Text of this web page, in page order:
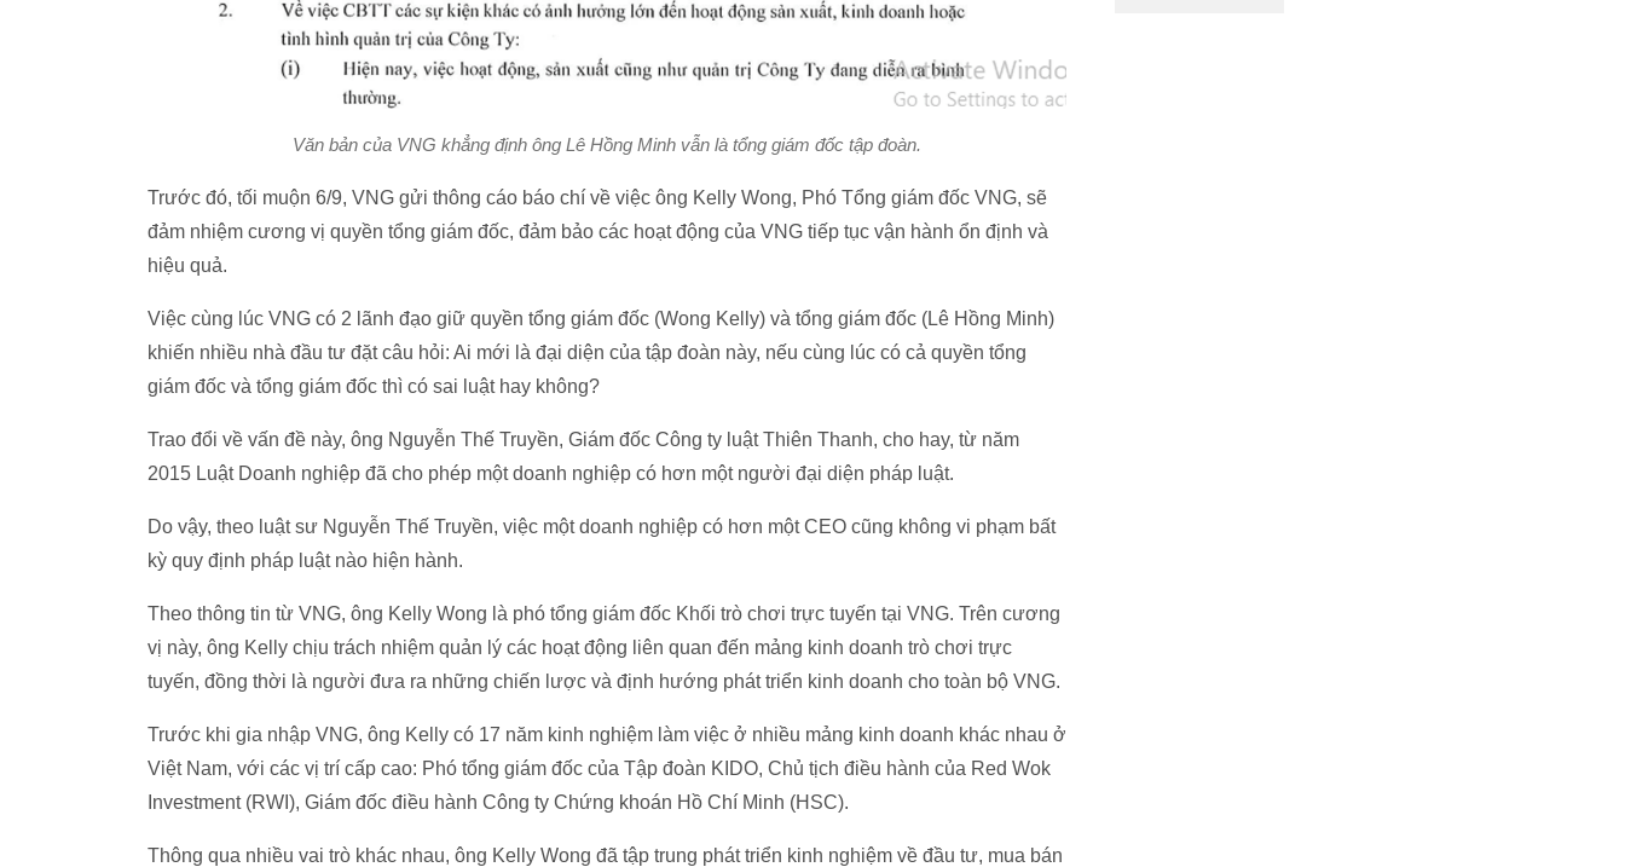
Văn bản của VNG khẳng định ông Lê Hồng Minh vẫn là tổng giám đốc tập đoàn.
Trước đó, tối muộn 6/9, VNG gửi thông cáo báo chí về việc ông Kelly Wong, Phó Tổng giám đốc VNG, sẽ
đảm nhiệm cương vị quyền tổng giám đốc, đảm bảo các hoạt động của VNG tiếp tục vận hành ổn định và
hiệu quả.
Việc cùng lúc VNG có 2 lãnh đạo giữ quyền tổng giám đốc (Wong Kelly) và tổng giám đốc (Lê Hồng Minh)
khiến nhiều nhà đầu tư đặt câu hỏi: Ai mới là đại diện của tập đoàn này, nếu cùng lúc có cả quyền tổng
giám đốc và tổng giám đốc thì có sai luật hay không?
Trao đổi về vấn đề này, ông Nguyễn Thế Truyền, Giám đốc Công ty luật Thiên Thanh, cho hay, từ năm
2015 Luật Doanh nghiệp đã cho phép một doanh nghiệp có hơn một người đại diện pháp luật.
Do vậy, theo luật sư Nguyễn Thế Truyền, việc một doanh nghiệp có hơn một CEO cũng không vi phạm bất
kỳ quy định pháp luật nào hiện hành.
Theo thông tin từ VNG, ông Kelly Wong là phó tổng giám đốc Khối trò chơi trực tuyến tại VNG. Trên cương
vị này, ông Kelly chịu trách nhiệm quản lý các hoạt động liên quan đến mảng kinh doanh trò chơi trực
tuyến, đồng thời là người đưa ra những chiến lược và định hướng phát triển kinh doanh cho toàn bộ VNG.
Trước khi gia nhập VNG, ông Kelly có 17 năm kinh nghiệm làm việc ở nhiều mảng kinh doanh khác nhau ở
Việt Nam, với các vị trí cấp cao: Phó tổng giám đốc của Tập đoàn KIDO, Chủ tịch điều hành của Red Wok
Investment (RWI), Giám đốc điều hành Công ty Chứng khoán Hồ Chí Minh (HSC).
Thông qua nhiều vai trò khác nhau, ông Kelly Wong đã tập trung phát triển kinh nghiệm về đầu tư, mua bán